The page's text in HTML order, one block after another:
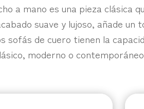
a mano es una pieza clásica
suave y lujoso, añade
sofás de cuero tienen la
moderno o